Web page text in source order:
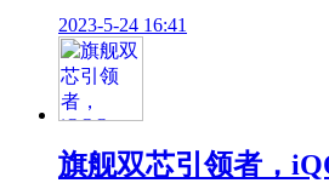
2023-5-24 16:41
旗舰双芯引领者，